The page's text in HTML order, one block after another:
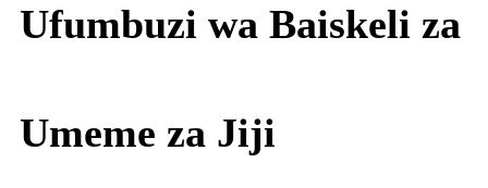
Ufumbuzi wa Baiskeli za
Umeme za Jiji